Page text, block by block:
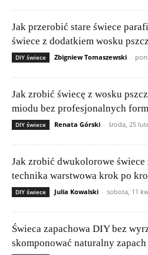
Jak przerobić stare świece
świece z dodatkiem wosku
DIY świece Zbigniew Tomaszewski -
Jak zrobić świecę z wosku
miodu bez profesjonalnych form
DIY świece Renata Górski - środa, 25
Jak zrobić dwukolorowe świece
technika warstwowa krok po
DIY świece Julia Kowalski - sobota, 11
Świeca zapachowa DIY bez
skomponować naturalny